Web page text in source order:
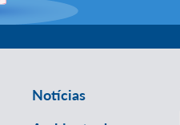
Notícias